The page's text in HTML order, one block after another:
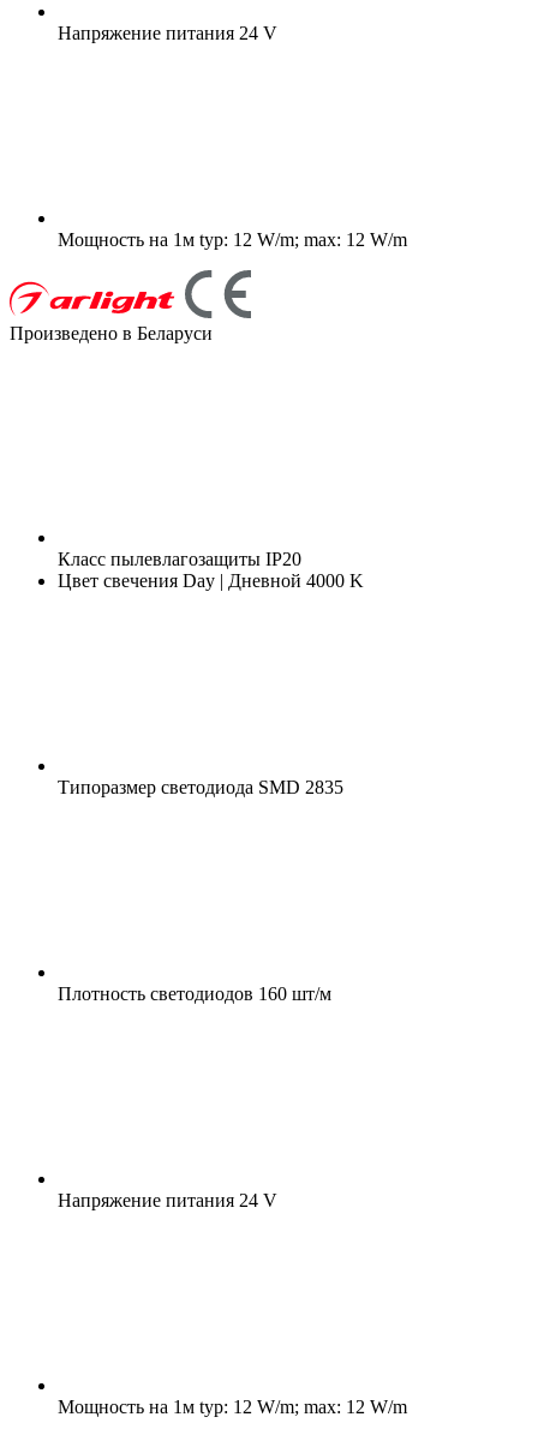
Напряжение питания 24 V
Мощность на 1м typ: 12 W/m; max: 12 W/m
Произведено в Беларуси
Класс пылевлагозащиты IP20
Цвет свечения Day | Дневной 4000 K
Типоразмер светодиода SMD 2835
Плотность светодиодов 160 шт/м
Напряжение питания 24 V
Мощность на 1м typ: 12 W/m; max: 12 W/m